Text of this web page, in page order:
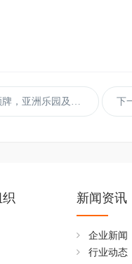
获“广州市优质品牌展会”殊荣 下
新闻资讯
企业新闻
行业动态